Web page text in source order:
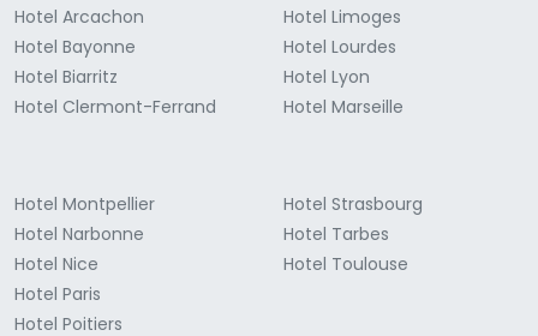
Hotel Arcachon
Hotel Bayonne
Hotel Biarritz
Hotel Clermont-Ferrand
Hotel Limoges
Hotel Lourdes
Hotel Lyon
Hotel Marseille
Hotel Montpellier
Hotel Narbonne
Hotel Nice
Hotel Paris
Hotel Poitiers
Hotel Strasbourg
Hotel Tarbes
Hotel Toulouse